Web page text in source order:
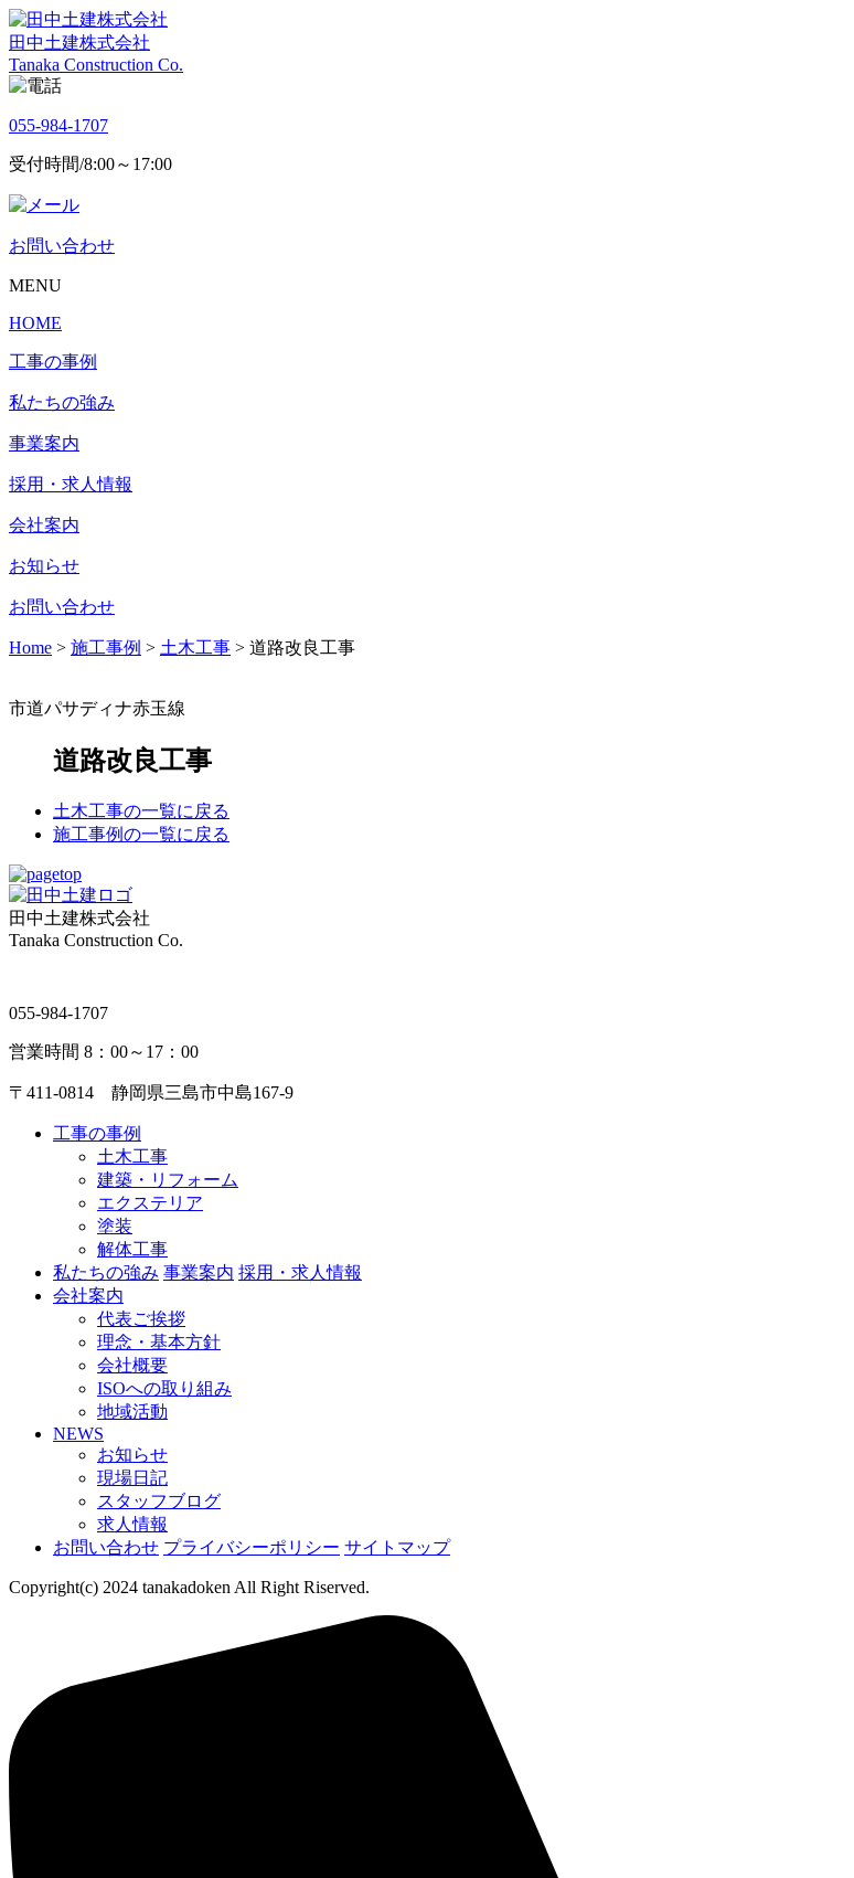
田中土建株式会社
Tanaka Construction Co.
055-984-1707
受付時間/8:00～17:00
お問い合わせ
MENU
HOME
工事の事例
私たちの強み
事業案内
採用・求人情報
会社案内
お知らせ
お問い合わせ
Home > 施工事例 > 土木工事 > 道路改良工事
市道パサディナ赤玉線
道路改良工事
土木工事の一覧に戻る
施工事例の一覧に戻る
田中土建株式会社
Tanaka Construction Co.
055-984-1707
営業時間 8：00～17：00
〒411-0814 静岡県三島市中島167-9
工事の事例
土木工事
建築・リフォーム
エクステリア
塗装
解体工事
私たちの強み 事業案内 採用・求人情報
会社案内
代表ご挨拶
理念・基本方針
会社概要
ISOへの取り組み
地域活動
NEWS
お知らせ
現場日記
スタッフブログ
求人情報
お問い合わせ プライバシーポリシー サイトマップ
Copyright(c) 2024 tanakadoken All Right Riserved.